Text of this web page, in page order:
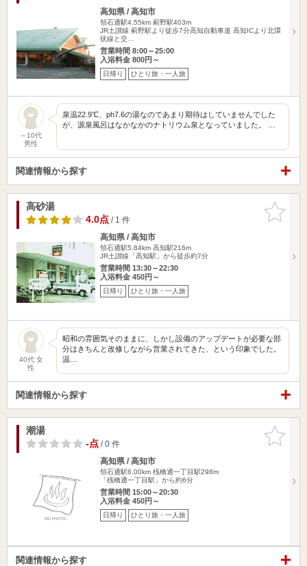
高知県 / 高知市
領石通駅4.55km 薊野駅403m
JR土讃線 薊野駅より徒歩7分高知自動車道 高知ICより北環
状線と交…
営業時間 8:00～25:00
入浴料金 800円～
日帰り ひとり旅・一人旅
～10代
男性
泉温22.9℃、ph7.6の湯なのであまり期待はしていませんでした
が、源泉風呂はなかなかのナトリウム泉となっていました。 …
関連情報から探す
お気に入
りに追加
高砂湯
4.0点/ 1 件
高知県 / 高知市
領石通駅5.84km 高知駅216m
JR土讃線「高知駅」から徒歩約7分
営業時間 13:30～22:30
入浴料金 450円～
日帰り ひとり旅・一人旅
40代 女
性
昭和の雰囲気そのままに、しかし設備のアップデートが必要な部
分はきちんと改修しながら営業されてきた、という印象でした。
温…
関連情報から探す
お気に入
りに追加
潮湯
-点/ 0 件
高知県 / 高知市
領石通駅6.00km 桟橋通一丁目駅298m
「桟橋通一丁目駅」から約6分
営業時間 15:00～20:30
入浴料金 450円～
日帰り ひとり旅・一人旅
関連情報から探す